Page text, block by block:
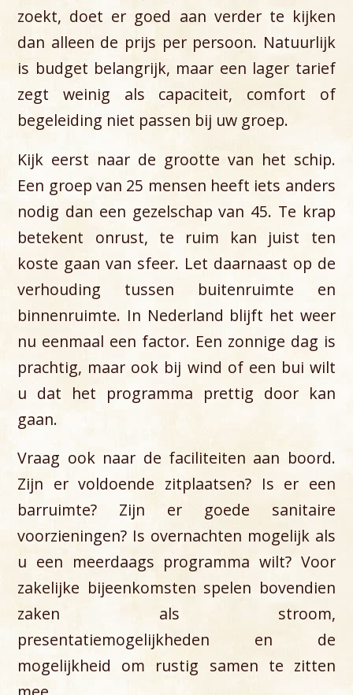
zoekt, doet er goed aan verder te kijken
dan alleen de prijs per persoon. Natuurlijk
is budget belangrijk, maar een lager tarief
zegt weinig als capaciteit, comfort of
begeleiding niet passen bij uw groep.
Kijk eerst naar de grootte van het schip.
Een groep van 25 mensen heeft iets anders
nodig dan een gezelschap van 45. Te krap
betekent onrust, te ruim kan juist ten
koste gaan van sfeer. Let daarnaast op de
verhouding tussen buitenruimte en
binnenruimte. In Nederland blijft het weer
nu eenmaal een factor. Een zonnige dag is
prachtig, maar ook bij wind of een bui wilt
u dat het programma prettig door kan
gaan.
Vraag ook naar de faciliteiten aan boord.
Zijn er voldoende zitplaatsen? Is er een
barruimte? Zijn er goede sanitaire
voorzieningen? Is overnachten mogelijk als
u een meerdaags programma wilt? Voor
zakelijke bijeenkomsten spelen bovendien
zaken als stroom,
presentatiemogelijkheden en de
mogelijkheid om rustig samen te zitten